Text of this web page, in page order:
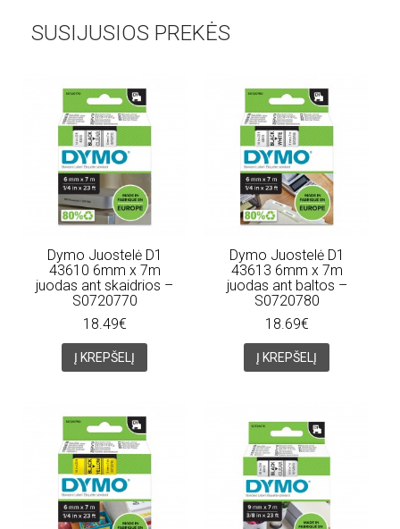
SUSIJUSIOS PREKĖS
Dymo Juostelė D1
43610 6mm x 7m
juodas ant skaidrios –
S0720770
18.49€
Į KREPŠELĮ
Dymo Juostelė D1
43613 6mm x 7m
juodas ant baltos –
S0720780
18.69€
Į KREPŠELĮ